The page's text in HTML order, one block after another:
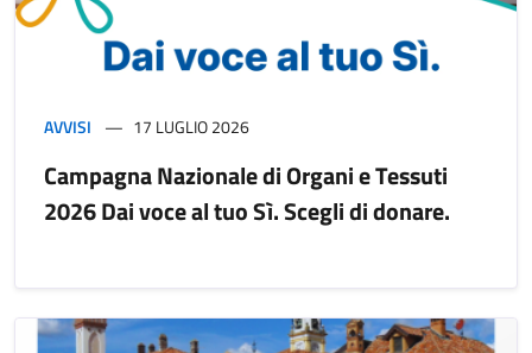
AVVISI 17 LUGLIO 2026
Campagna Nazionale di Organi e Tessuti
2026 Dai voce al tuo Sì. Scegli di donare.